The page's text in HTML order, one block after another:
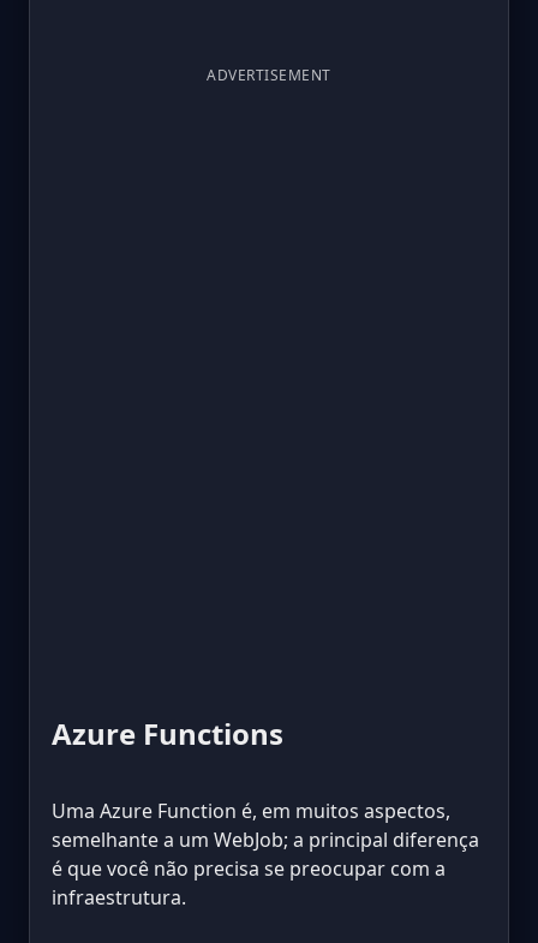
ADVERTISEMENT
Azure Functions
Uma Azure Function é, em muitos aspectos,
semelhante a um WebJob; a principal diferença
é que você não precisa se preocupar com a
infraestrutura.